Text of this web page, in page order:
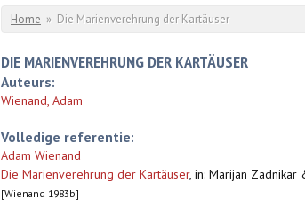
U bent hier
Home » Die Marienverehrung der Kartäuser
DIE MARIENVEREHRUNG DER KARTÄUSER
Auteurs:
Wienand, Adam
Volledige referentie:
Adam Wienand
Die Marienverehrung der Kartäuser, in: Marijan Zadnikar
[Wienand 1983b]